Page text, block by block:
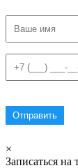
×
Записаться на